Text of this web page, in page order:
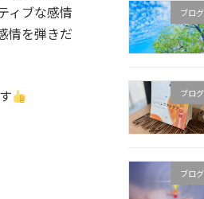
ィブな感情
情を弾きだ
ブログ
ブログ
ブログ